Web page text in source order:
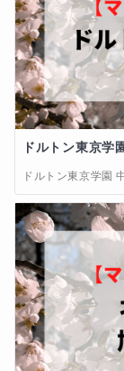
ドルトン東京学
ドルトン東京学園